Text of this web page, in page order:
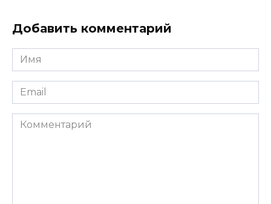
Добавить комментарий
Имя
*
Email
*
Комментарий